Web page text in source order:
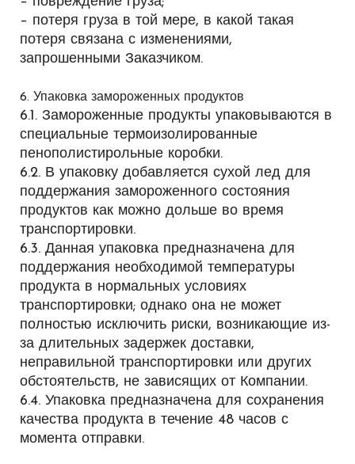
– потеря груза в той мере, в какой такая
потеря связана с изменениями,
запрошенными Заказчиком.
6. Упаковка замороженных продуктов
6.1. Замороженные продукты упаковываются в
специальные термоизолированные
пенополистирольные коробки.
6.2. В упаковку добавляется сухой лед для
поддержания замороженного состояния
продуктов как можно дольше во время
транспортировки.
6.3. Данная упаковка предназначена для
поддержания необходимой температуры
продукта в нормальных условиях
транспортировки; однако она не может
полностью исключить риски, возникающие из-
за длительных задержек доставки,
неправильной транспортировки или других
обстоятельств, не зависящих от Компании.
6.4. Упаковка предназначена для сохранения
качества продукта в течение 48 часов с
момента отправки.